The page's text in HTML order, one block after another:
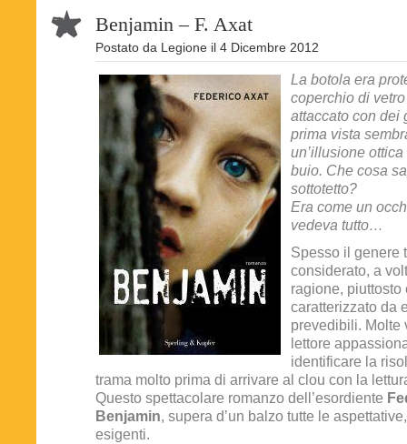
Benjamin – F. Axat
Postato da Legione il 4 Dicembre 2012
La botola era
coperchio di
attaccato con dei
prima vista
un’illusione
buio. Che cosa
sottotetto?
Era come un
vedeva tutto…
Spesso il genere
considerato, a
ragione, piuttosto
caratterizzato da
prevedibili. Molte
lettore
identificare la
trama molto prima di arrivare al clou con la
Questo spettacolare romanzo dell’esordiente
Benjamin, supera d’un balzo tutte le
esigenti.